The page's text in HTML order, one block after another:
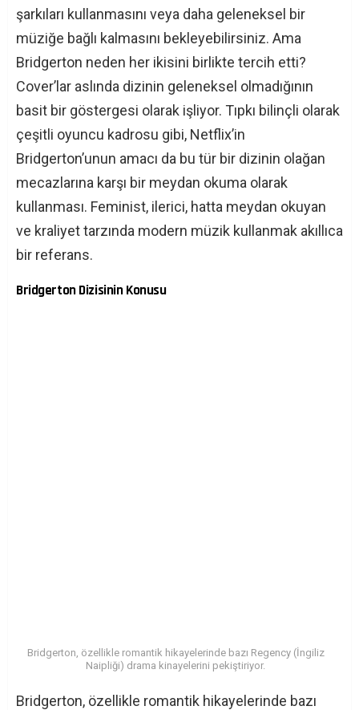
şarkıları kullanmasını veya daha geleneksel bir
müziğe bağlı kalmasını bekleyebilirsiniz. Ama
Bridgerton neden her ikisini birlikte tercih etti?
Cover’lar aslında dizinin geleneksel olmadığının
basit bir göstergesi olarak işliyor. Tıpkı bilinçli olarak
çeşitli oyuncu kadrosu gibi, Netflix’in
Bridgerton’unun amacı da bu tür bir dizinin olağan
mecazlarına karşı bir meydan okuma olarak
kullanması. Feminist, ilerici, hatta meydan okuyan
ve kraliyet tarzında modern müzik kullanmak akıllıca
bir referans.
Bridgerton Dizisinin Konusu
Bridgerton, özellikle romantik hikayelerinde bazı Regency (İngiliz
Naipliği) drama kinayelerini pekiştiriyor.
Bridgerton, özellikle romantik hikayelerinde bazı